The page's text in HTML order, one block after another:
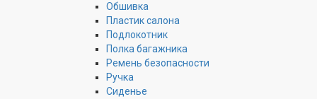
Обшивка
Пластик салона
Подлокотник
Полка багажника
Ремень безопасности
Ручка
Сиденье